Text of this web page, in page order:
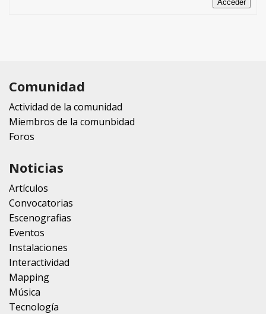
Acceder
Comunidad
Actividad de la comunidad
Miembros de la comunbidad
Foros
Noticias
Artículos
Convocatorias
Escenografias
Eventos
Instalaciones
Interactividad
Mapping
Música
Tecnología